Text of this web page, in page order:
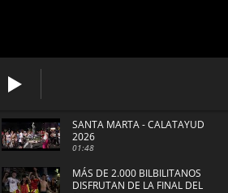
SANTA MARTA - CALATAYUD
2026
01:48
MÁS DE 2.000 BILBILITANOS
DISFRUTAN DE LA FINAL DEL